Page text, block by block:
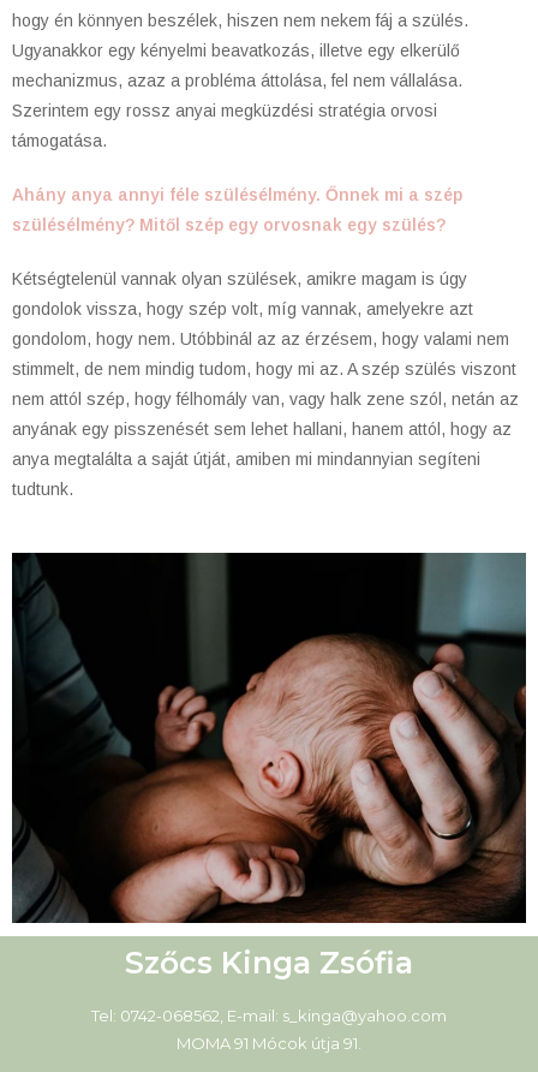
hogy én könnyen beszélek, hiszen nem nekem fáj a szülés.
Ugyanakkor egy kényelmi beavatkozás, illetve egy elkerülő
mechanizmus, azaz a probléma áttolása, fel nem vállalása.
Szerintem egy rossz anyai megküzdési stratégia orvosi
támogatása.
Ahány anya annyi féle szülésélmény. Őnnek mi a szép
szülésélmény? Mitől szép egy orvosnak egy szülés?
Kétségtelenül vannak olyan szülések, amikre magam is úgy
gondolok vissza, hogy szép volt, míg vannak, amelyekre azt
gondolom, hogy nem. Utóbbinál az az érzésem, hogy valami nem
stimmelt, de nem mindig tudom, hogy mi az. A szép szülés viszont
nem attól szép, hogy félhomály van, vagy halk zene szól, netán az
anyának egy pisszenését sem lehet hallani, hanem attól, hogy az
anya megtalálta a saját útját, amiben mi mindannyian segíteni
tudtunk.
Szőcs Kinga Zsófia
Tel: 0742-068562, E-mail: s_kinga@yahoo.com
MOMA 91 Mócok útja 91.